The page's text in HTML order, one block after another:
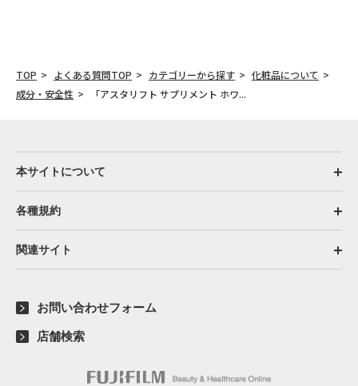
TOP よくある質問TOP カテゴリーから探す
化粧品について
成分・安全性
「アスタリフト サプリメント ホワ...
本サイトについて
各種規約
関連サイト
お問い合わせフォーム
店舗検索